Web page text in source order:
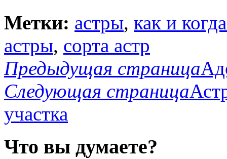
Метки: астры, как и
астры, сорта астр
Предыдущая страница
Следующая страница
участка
Что вы думаете?